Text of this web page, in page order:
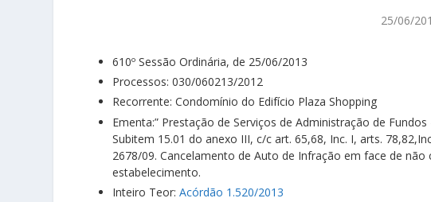
25/06/
610º Sessão Ordinária, de 25/06/2013
Processos: 030/060213/2012
Recorrente: Condomínio do Edifício Plaza Shopping
Ementa:” Prestação de Serviços de Administração de
Subitem 15.01 do anexo III, c/c art. 65,68, Inc. I, arts.
2678/09. Cancelamento de Auto de Infração em face de
estabelecimento.
Inteiro Teor:Acórdão 1.520/2013